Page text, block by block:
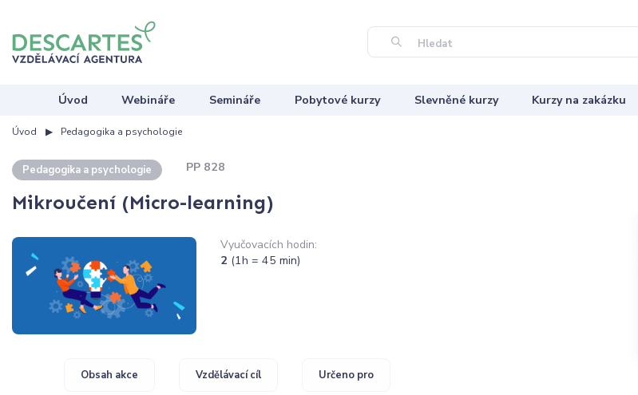
Hledat
Úvod Webináře Semináře Pobytové kurzy Slevněné kurzy Kurzy na zakázku
Úvod Pedagogika a psychologie
Pedagogika a psychologie PP 828
Mikroučení (Micro-learning)
Vyučovacích hodin:
2 (1h = 45 min)
Obsah akce Vzdělávací cíl Určeno pro